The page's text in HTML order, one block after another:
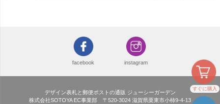
すぐに購入
facebook instagram
デザイン表札と郵便ポストの通販 ジューシーガーデン
株式会社SOTOYA EC事業部 〒520-3024 滋賀県栗東市小柿9-4-13